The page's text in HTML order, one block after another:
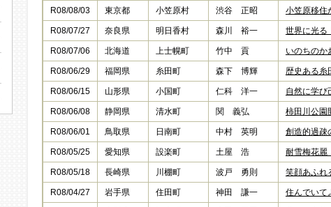
R08/08/03 東京都 小笠原村 渋谷 正昭 小笠原移住
R08/07/27 奈良県 明日香村 森川 裕一 世界に光る
R08/07/06 北海道 上士幌町 竹中 貢 いのちのか
R08/06/29 福岡県 糸田町 森下 博輝 歴史ある糸
R08/06/15 山形県 小国町 仁科 洋一 自然に学び
R08/06/08 静岡県 清水町 関 義弘​ 柿田川公園
R08/06/01 鳥取県 日南町 中村 英明 創造的過疎
R08/05/25 愛知県 設楽町 土屋 浩 耐雪梅花麗
R08/05/18 長崎県 川棚町 波戸 勇則 笑顔あふれ
R08/04/27 岩手県 住田町 神田 謙一 住んでいて